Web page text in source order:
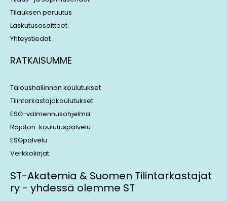
Tilauksen peruutus
Laskutusosoitteet
Yhteystiedot
RATKAISUMME
Taloushallinnon koulutukset
Tilintarkastajakoulutukset
ESG-valmennusohjelma
Rajaton-koulutuspalvelu
ESGpalvelu
Verkkokirjat
ST-Akatemia & Suomen Tilintarkastajat
ry - yhdessä olemme ST